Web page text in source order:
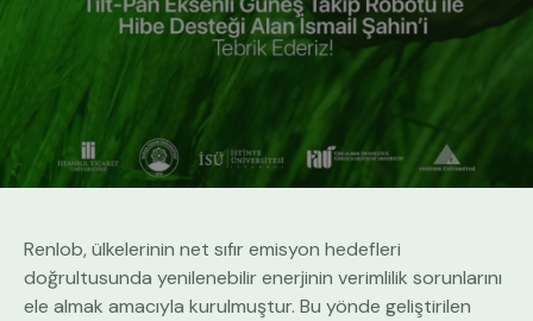
Renlob, ülkelerinin net sıfır emisyon hedefleri
doğrultusunda yenilenebilir enerjinin verimlilik sorunlarını
ele almak amacıyla kurulmuştur. Bu yönde geliştirilen